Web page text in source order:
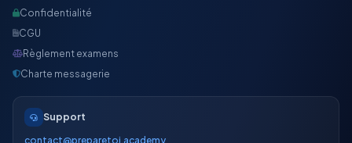
Confidentialité
CGU
Règlement examens
Charte messagerie
Support
contact@preparetoi.academy